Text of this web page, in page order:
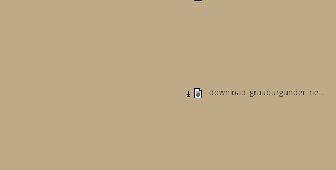
download_grauburgunder_rie...